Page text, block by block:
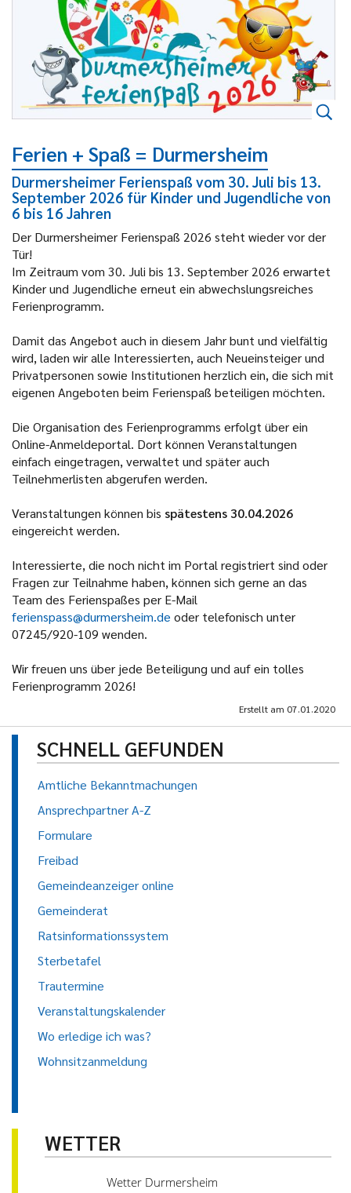
Ferien + Spaß = Durmersheim
Durmersheimer Ferienspaß vom 30. Juli bis 13.
September 2026 für Kinder und Jugendliche von
6 bis 16 Jahren
Der Durmersheimer Ferienspaß 2026 steht wieder vor der
Tür!
Im Zeitraum vom 30. Juli bis 13. September 2026 erwartet
Kinder und Jugendliche erneut ein abwechslungsreiches
Ferienprogramm.
Damit das Angebot auch in diesem Jahr bunt und vielfältig
wird, laden wir alle Interessierten, auch Neueinsteiger und
Privatpersonen sowie Institutionen herzlich ein, die sich mit
eigenen Angeboten beim Ferienspaß beteiligen möchten.
Die Organisation des Ferienprogramms erfolgt über ein
Online-Anmeldeportal. Dort können Veranstaltungen
einfach eingetragen, verwaltet und später auch
Teilnehmerlisten abgerufen werden.
Veranstaltungen können bis spätestens 30.04.2026
eingereicht werden.
Interessierte, die noch nicht im Portal registriert sind oder
Fragen zur Teilnahme haben, können sich gerne an das
Team des Ferienspaßes per E-Mail
ferienspass@durmersheim.de oder telefonisch unter
07245/920-109 wenden.
Wir freuen uns über jede Beteiligung und auf ein tolles
Ferienprogramm 2026!
Erstellt am 07.01.2020
SCHNELL GEFUNDEN
Amtliche Bekanntmachungen
Ansprechpartner A-Z
Formulare
Freibad
Gemeindeanzeiger online
Gemeinderat
Ratsinformationssystem
Sterbetafel
Trautermine
Veranstaltungskalender
Wo erledige ich was?
Wohnsitzanmeldung
WETTER
Wetter Durmersheim